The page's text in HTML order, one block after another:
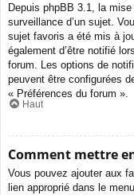
Depuis phpBB 3.1, la
surveillance d’un sujet.
sujet favoris a été mis à
également d’être notifié
forum. Les options de
peuvent être configurées
« Préférences du forum ».
Haut
Comment mettre
Vous pouvez ajouter aux
lien approprié dans le